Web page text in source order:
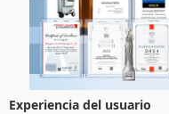
Experiencia del usuario